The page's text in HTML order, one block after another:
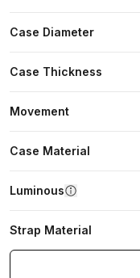
Case Diameter
Case Thickness
Movement
Case Material
Luminous
Strap Material